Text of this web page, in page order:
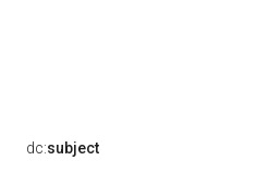
dc:subject